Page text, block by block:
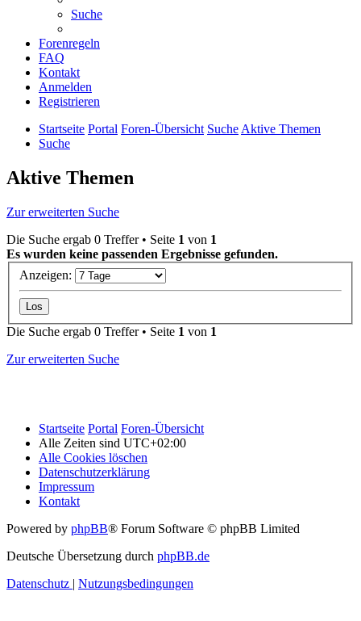
Suche
Forenregeln
FAQ
Kontakt
Anmelden
Registrieren
Startseite Portal Foren-Übersicht Suche Aktive Themen
Suche
Aktive Themen
Zur erweiterten Suche
Die Suche ergab 0 Treffer • Seite 1 von 1
Es wurden keine passenden Ergebnisse gefunden.
Anzeigen:
Die Suche ergab 0 Treffer • Seite 1 von 1
Zur erweiterten Suche
Startseite Portal Foren-Übersicht
Alle Zeiten sind UTC+02:00
Alle Cookies löschen
Datenschutzerklärung
Impressum
Kontakt
Powered by phpBB® Forum Software © phpBB Limited
Deutsche Übersetzung durch phpBB.de
Datenschutz | Nutzungsbedingungen